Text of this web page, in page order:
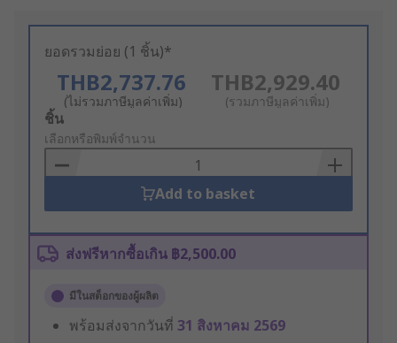
ยอดรวมย่อย (1 ชิ้น)*
THB2,737.76
(ไม่รวมภาษีมูลค่าเพิ่ม)
THB2,929.40
(รวมภาษีมูลค่าเพิ่ม)
Add
to
Basket
ชิ้น
เลือกหรือพิมพ์จำนวน
Add to basket
ส่งฟรีหากซื้อเกิน ฿2,500.00
มีในสต็อกของผู้ผลิต
พร้อมส่งจากวันที่ 31 สิงหาคม 2569